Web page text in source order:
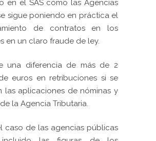
en el SAS como las Agencias
sigue poniendo en práctica el
de contratos en los
en un claro fraude de ley.
una diferencia de más de 2
euros en retribuciones si se
las aplicaciones de nóminas y
la Agencia Tributaria.
caso de las agencias públicas